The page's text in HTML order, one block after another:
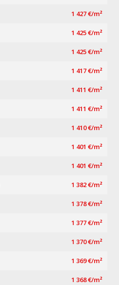
1 427 €/m²
1 425 €/m²
1 425 €/m²
1 417 €/m²
1 411 €/m²
1 411 €/m²
1 410 €/m²
1 401 €/m²
1 401 €/m²
1 382 €/m²
1 378 €/m²
1 377 €/m²
1 370 €/m²
1 369 €/m²
1 368 €/m²